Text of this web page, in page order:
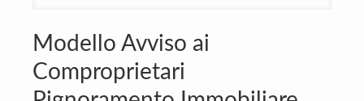
Modello Avviso ai
Comproprietari